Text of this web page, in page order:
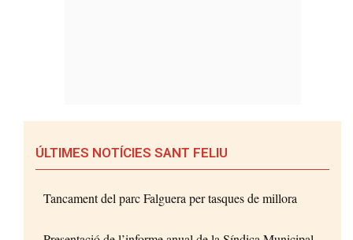
ÚLTIMES NOTÍCIES SANT FELIU
Tancament del parc Falguera per tasques de millora